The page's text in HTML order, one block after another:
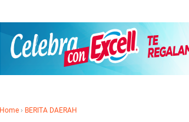
Home › BERITA DAERAH